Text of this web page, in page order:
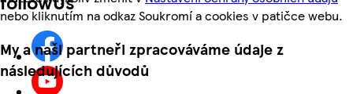
nebo kliknutím na odkaz Soukromí a cookies v patičce webu.
My a naši partneři zpracováváme údaje z
následujících důvodů